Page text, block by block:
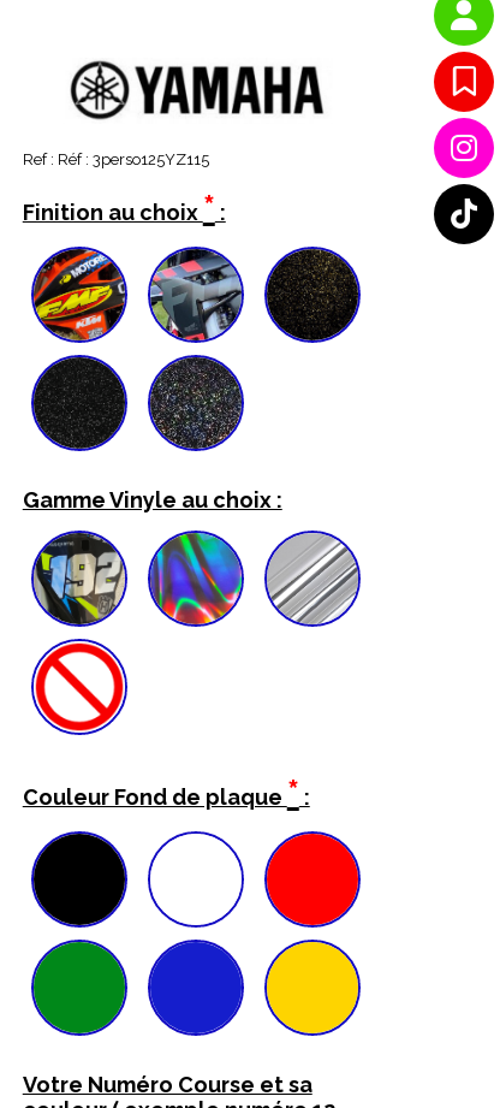
Ref : Réf : 3perso125YZ115
Finition au choix * :
Gamme Vinyle au choix :
Couleur Fond de plaque * :
Votre Numéro Course et sa